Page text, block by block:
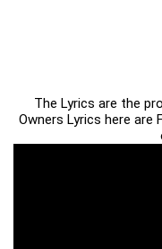
The Lyrics are the
Owners Lyrics here are